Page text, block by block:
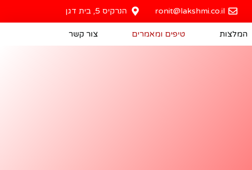
ronit@lakshmi.co.il הנרקיס 5, בית דגן
המלצות טיפים ומאמרים צור קשר